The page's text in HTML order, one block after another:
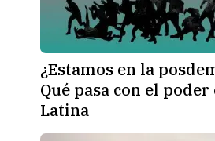
¿Estamos en la
Qué pasa con el
Latina